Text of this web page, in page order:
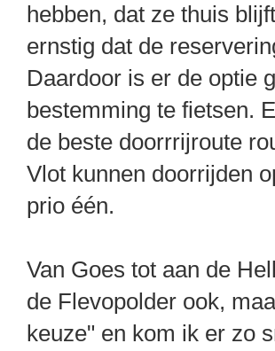
hebben, dat ze thuis
ernstig dat de
Daardoor is er de optie
bestemming te fietsen.
de beste doorrrijroute
Vlot kunnen doorrijden
prio één.
Van Goes tot aan de
de Flevopolder ook,
keuze" en kom ik er zo